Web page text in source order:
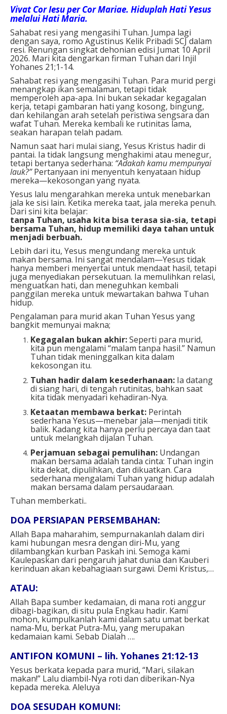
Vivat Cor Iesu per Cor Mariae. Hiduplah Hati Yesus
melalui Hati Maria.
Sahabat resi yang mengasihi Tuhan. Jumpa lagi
dengan saya, romo Agustinus Kelik Pribadi SCJ dalam
resi. Renungan singkat dehonian edisi Jumat 10 April
2026. Mari kita dengarkan firman Tuhan dari Injil
Yohanes 21;1-14.
Sahabat resi yang mengasihi Tuhan. Para murid pergi
menangkap ikan semalaman, tetapi tidak
memperoleh apa-apa. Ini bukan sekadar kegagalan
kerja, tetapi gambaran hati yang kosong, bingung,
dan kehilangan arah setelah peristiwa sengsara dan
wafat Tuhan. Mereka kembali ke rutinitas lama,
seakan harapan telah padam.
Namun saat hari mulai siang, Yesus Kristus hadir di
pantai. Ia tidak langsung menghakimi atau menegur,
tetapi bertanya sederhana: “Adakah kamu mempunyai
lauk?”Pertanyaan ini menyentuh kenyataan hidup
mereka—kekosongan yang nyata.
Yesus lalu mengarahkan mereka untuk menebarkan
jala ke sisi lain. Ketika mereka taat, jala mereka penuh.
Dari sini kita belajar:
tanpa Tuhan, usaha kita bisa terasa sia-sia, tetapi
bersama Tuhan, hidup memiliki daya tahan untuk
menjadi berbuah.
Lebih dari itu, Yesus mengundang mereka untuk
makan bersama. Ini sangat mendalam—Yesus tidak
hanya memberi menyertai untuk mendaat hasil, tetapi
juga menyediakan persekutuan. Ia memulihkan relasi,
menguatkan hati, dan meneguhkan kembali
panggilan mereka untuk mewartakan bahwa Tuhan
hidup.
Pengalaman para murid akan Tuhan Yesus yang
bangkit memunyai makna;
Kegagalan bukan akhir:Seperti para murid,
kita pun mengalami “malam tanpa hasil.” Namun
Tuhan tidak meninggalkan kita dalam
kekosongan itu.
Tuhan hadir dalam kesederhanaan: Ia datang
di siang hari, di tengah rutinitas, bahkan saat
kita tidak menyadari kehadiran-Nya.
Ketaatan membawa berkat: Perintah
sederhana Yesus—menebar jala—menjadi titik
balik. Kadang kita hanya perlu percaya dan taat
untuk melangkah dijalan Tuhan.
Perjamuan sebagai pemulihan: Undangan
makan bersama adalah tanda cinta: Tuhan ingin
kita dekat, dipulihkan, dan dikuatkan. Cara
sederhana mengalami Tuhan yang hidup adalah
makan bersama dalam persaudaraan.
Tuhan memberkati..
DOA PERSIAPAN PERSEMBAHAN⁣:
Allah Bapa maharahim, sempurnakanlah dalam diri
kami hubungan mesra dengan diri-Mu, yang
dilambangkan kurban Paskah ini. Semoga kami
Kaulepaskan dari pengaruh jahat dunia dan Kauberi
kerinduan akan kebahagiaan surgawi. Demi Kristus,⁣…⁣
ATAU⁣:
Allah Bapa sumber kedamaian, di mana roti anggur
dibagi-bagikan, di situ pula Engkau hadir. Kami
mohon, kumpulkanlah kami dalam satu umat berkat
nama-Mu, berkat Putra-Mu, yang merupakan
kedamaian kami. Sebab Dialah ….⁣⁣
ANTIFON KOMUNI – lih. Yohanes 21:12-13⁣
Yesus berkata kepada para murid, “Mari, silakan
makan!” Lalu diambil-Nya roti dan diberikan-Nya
kepada mereka. Aleluya⁣⁣
DOA SESUDAH KOMUNI⁣: